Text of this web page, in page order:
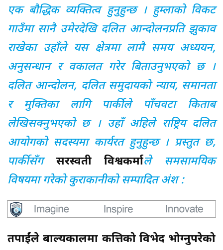
एक बौद्धिक व्यक्तित्व हुनुहुन्छ । हुम्लाको विकट
गाउँमा सानै उमेरदेखि दलित आन्दोलनप्रति झुकाव
राखेका उहाँले यस क्षेत्रमा लामै समय अध्ययन,
अनुसन्धान र वकालत गरेर बिताउनुभएको छ ।
दलित आन्दोलन, दलित समुदायको न्याय, समानता
र मुक्तिका लागि पार्कीले पाँचवटा किताब
लेखिसक्नुभएको छ । उहाँ अहिले राष्ट्रिय दलित
आयोगको सदस्यमा कार्यरत हुनुहुन्छ । प्रस्तुत छ,
पार्कीसँग सरस्वती विश्वकर्माले समसामयिक
विषयमा गरेको कुराकानीको सम्पादित अंश :
तपाईंले बाल्यकालमा कत्तिको विभेद भोग्नुपरेको